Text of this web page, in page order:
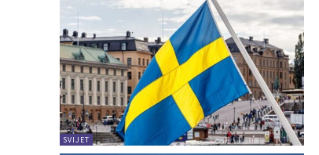
SVIJET